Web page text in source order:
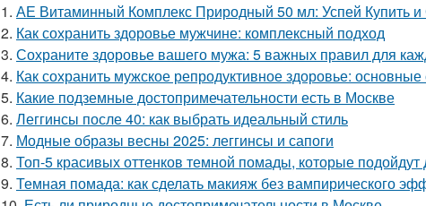
1. АЕ Витаминный Комплекс Природный 50 мл: Успей Купить
2. Как сохранить здоровье мужчине: комплексный подход
3. Сохраните здоровье вашего мужа: 5 важных правил для
4. Как сохранить мужское репродуктивное здоровье:
5. Какие подземные достопримечательности есть в Москве
6. Леггинсы после 40: как выбрать идеальный стиль
7. Модные образы весны 2025: леггинсы и сапоги
8. Топ-5 красивых оттенков темной помады, которые
9. Темная помада: как сделать макияж без вампирического